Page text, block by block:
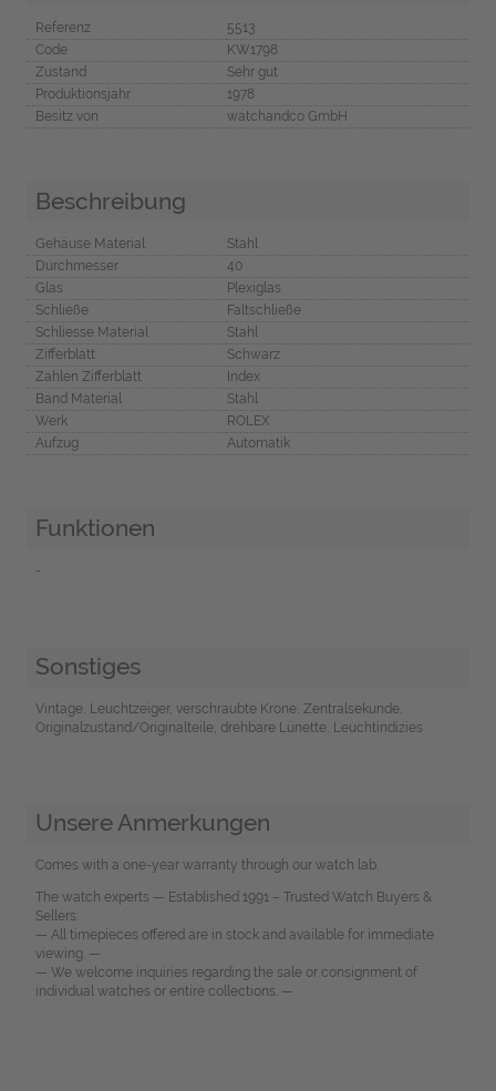
Referenz
5513
Code
KW1798
Zustand
Sehr gut
Produktionsjahr
1978
Besitz von
watchandco GmbH
Beschreibung
Gehäuse Material
Stahl
Durchmesser
40
Glas
Plexiglas
Schließe
Faltschließe
Schliesse Material
Stahl
Zifferblatt
Schwarz
Zahlen Zifferblatt
Index
Band Material
Stahl
Werk
ROLEX
Aufzug
Automatik
Funktionen
-
Sonstiges
Vintage, Leuchtzeiger, verschraubte Krone, Zentralsekunde,
Originalzustand/Originalteile, drehbare Lünette, Leuchtindizies
Unsere Anmerkungen
Comes with a one-year warranty through our watch lab.
The watch experts — Established 1991 – Trusted Watch Buyers &
Sellers.
— All timepieces offered are in stock and available for immediate
viewing. —
— We welcome inquiries regarding the sale or consignment of
individual watches or entire collections. —